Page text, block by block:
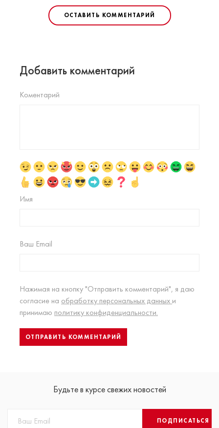
ОСТАВИТЬ КОММЕНТАРИЙ
Добавить комментарий
Коментарий
Имя
Ваш Email
Нажимая на кнопку "Отправить комментарий", я даю
согласие на обработку персональных данных и
принимаю политику конфиденциальности.
Будьте в курсе свежих новостей
ПОДПИСАТЬСЯ